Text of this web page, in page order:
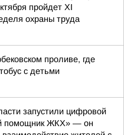
пройдет XI
охраны труда
проливе, где
с детьми
запустили цифровой
помощник ЖКХ» — он